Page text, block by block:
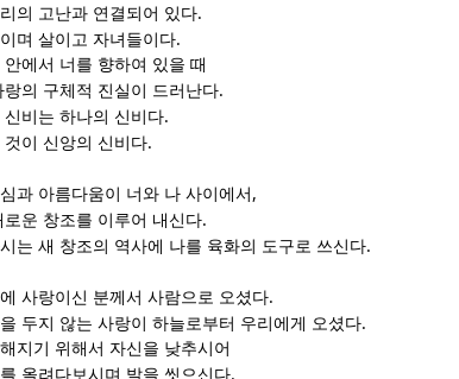
의 고난과 연결되어 있다.
며 살이고 자녀들이다.
에서 너를 향하여 있을 때
의 구체적 진실이 드러난다.
비는 하나의 신비다.
이 신앙의 신비다.
과 아름다움이 너와 나 사이에서 ,
운 창조를 이루어 내신다.
는 새 창조의 역사에 나를 육화의 도구로 쓰신다.
사랑이신 분께서 사람으로 오셨다.
두지 않는 사랑이 하늘로부터 우리에게 오셨다.
지기 위해서 자신을 낮추시어
올려다보시며 발을 씻으신다.